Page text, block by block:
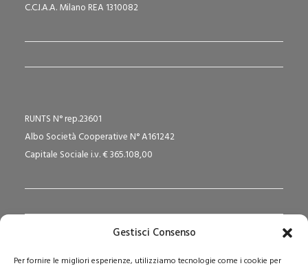
Gestisci Consenso
Per fornire le migliori esperienze, utilizziamo tecnologie come i cookie per
C.C.I.A.A. Milano REA 1310082
RUNTS N° rep.23601
Albo Società Cooperative N° A161242
Capitale Sociale i.v. € 365.108,00